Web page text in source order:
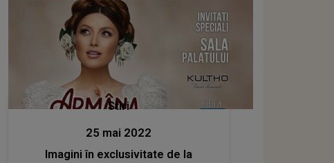
Stiri
25 mai 2022
Imagini în exclusivitate de la